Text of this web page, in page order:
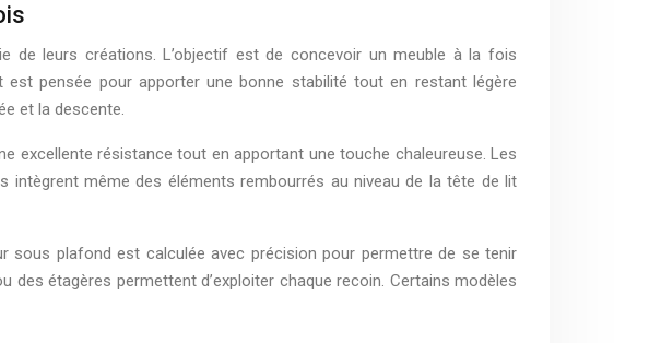
de leurs créations. L’objectif est de concevoir un meuble à la fois
pensée pour apporter une bonne stabilité tout en restant légère
et la descente.
excellente résistance tout en apportant une touche chaleureuse. Les
intègrent même des éléments rembourrés au niveau de la tête de lit
sous plafond est calculée avec précision pour permettre de se tenir
étagères permettent d’exploiter chaque recoin. Certains modèles